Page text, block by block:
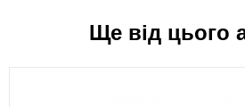
Ще від цього